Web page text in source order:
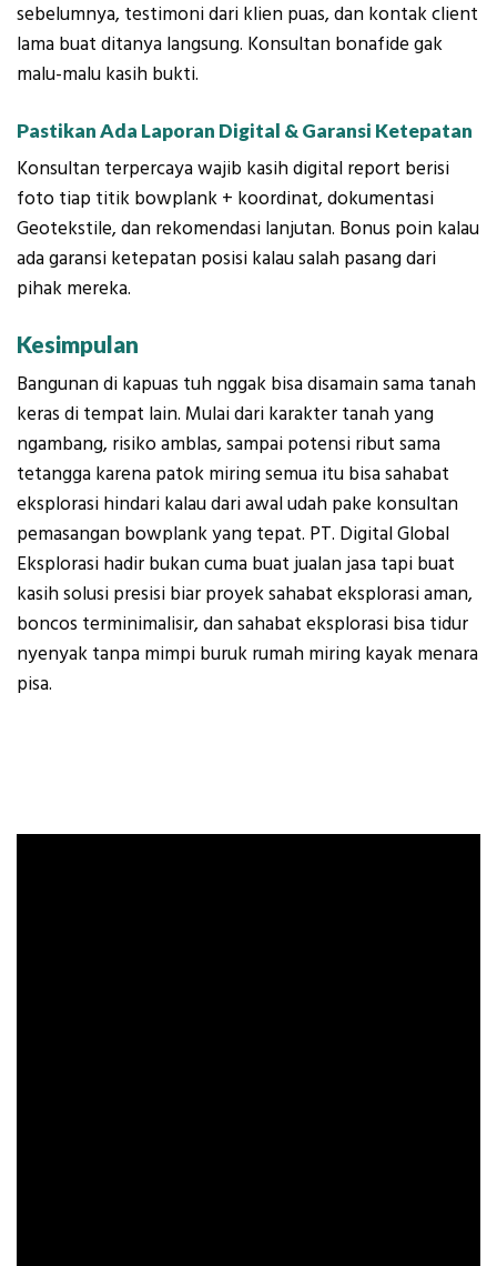
sebelumnya, testimoni dari klien puas, dan kontak client
lama buat ditanya langsung. Konsultan bonafide gak
malu-malu kasih bukti.
Pastikan Ada Laporan Digital & Garansi Ketepatan
Konsultan terpercaya wajib kasih digital report berisi
foto tiap titik bowplank + koordinat, dokumentasi
Geotekstile, dan rekomendasi lanjutan. Bonus poin kalau
ada garansi ketepatan posisi kalau salah pasang dari
pihak mereka.
Kesimpulan
Bangunan di kapuas tuh nggak bisa disamain sama tanah
keras di tempat lain. Mulai dari karakter tanah yang
ngambang, risiko amblas, sampai potensi ribut sama
tetangga karena patok miring semua itu bisa sahabat
eksplorasi hindari kalau dari awal udah pake konsultan
pemasangan bowplank yang tepat. PT. Digital Global
Eksplorasi hadir bukan cuma buat jualan jasa tapi buat
kasih solusi presisi biar proyek sahabat eksplorasi aman,
boncos terminimalisir, dan sahabat eksplorasi bisa tidur
nyenyak tanpa mimpi buruk rumah miring kayak menara
pisa.